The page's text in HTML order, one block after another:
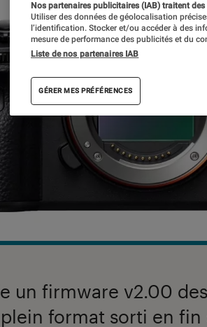
un firmware v2.00
plein format sorti en fin
Nos partenaires publicitaires (IAB) traitent
Utiliser des données de géolocalisation
l’identification. Stocker et/ou accéder à des
mesure de performance des publicités et du
Liste de nos partenaires IAB
GÉRER MES PRÉFÉRENCES